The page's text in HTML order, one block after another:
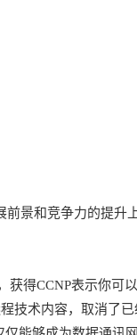
和竞争力的提升
得CCNP表示你可以
术内容，取消了